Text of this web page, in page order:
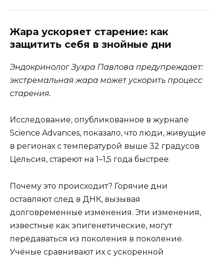
Жара ускоряет старение: как
защитить себя в знойные дни
Эндокринолог Зухра Павлова предупреждает:
экстремальная жара может ускорить процесс
старения.
Исследование, опубликованное в журнале
Science Advances, показало, что люди, живущие
в регионах с температурой выше 32 градусов
Цельсия, стареют на 1–1,5 года быстрее.
Почему это происходит? Горячие дни
оставляют след в ДНК, вызывая
долговременные изменения. Эти изменения,
известные как эпигенетические, могут
передаваться из поколения в поколение.
Учёные сравнивают их с ускоренной